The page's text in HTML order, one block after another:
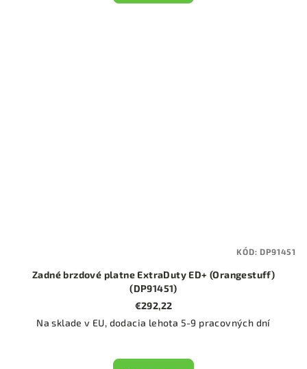
Zadné brzdové platne ExtraDuty ED+ (Orangestuff)
(DP91451)
€292,22
Na sklade v EU, dodacia lehota 5-9 pracovných dní
KÓD:DP91451